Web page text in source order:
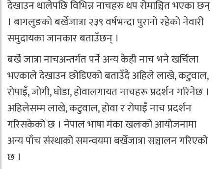
देखाउन थालेपछि विभिन्न नाचहरु थप रोमाञ्चित भएका छन्
। बागलुङको बर्खेजात्रा २३९ वर्षभन्दा पुरानो रहेको नेवारी
समुदायका जानकार बताउँछन् ।
बर्खे जात्रा नाचअन्तर्गत पर्ने अन्य केही नाच भने खर्चिला
भएकाले देखाउन छोडिएको बताउँदै अहिले लाखे, कटुवाल,
रोपाइँ, जोगी, घोडा, होवालगायत नाचहरू प्रदर्शन गरिनेछ ।
अहिलेसम्म लाखे, कटुवाल, होवा र रोपाइँ नाच प्रदर्शन
गरिसकेको छ । नेपाल भाषा मंका खलःको आयोजनामा
अन्य पाँच संस्थाको समन्वयमा बर्खेजात्रा सञ्चालन गरिएको
छ ।